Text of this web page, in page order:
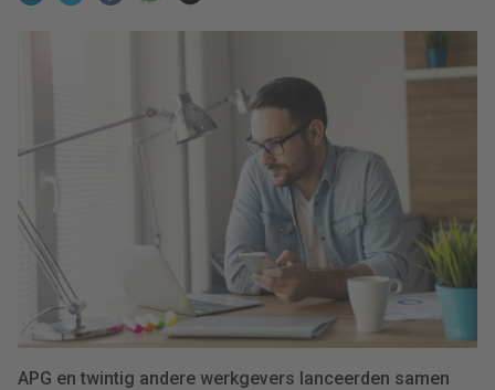
APG en twintig andere werkgevers lanceerden samen